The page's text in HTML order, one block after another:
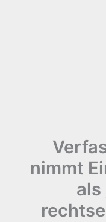
nimmt
als